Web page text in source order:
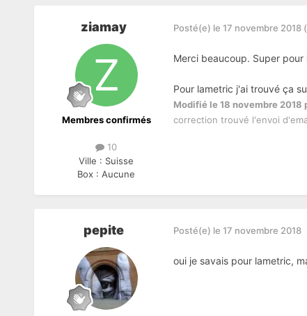
ziamay
Membres confirmés
10
Ville : Suisse
Box :Aucune
Posté(e) le 17 novembre 2018
Merci beaucoup. Super
Pour lametric j'ai trouvé ça
Modifié le 18 novembre 2018
correction trouvé l'envoi
pepite Posté(e) le 17 novembre 2018
oui je savais pour lametric,